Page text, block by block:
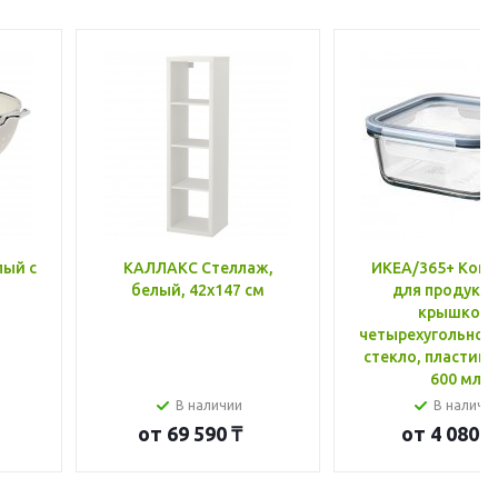
с
КАЛЛАКС Стеллаж,
белый, 42x147 см
В наличии
от 69 590 ₸
ИКЕА/365+
для
крышкой,
стекло, пластик
600 мл
В
от 4 080 ₸